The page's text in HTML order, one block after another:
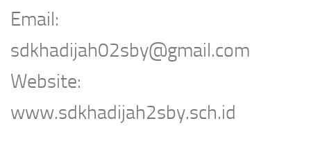
Email:
sdkhadijah02sby@gmail.com
Website:
www.sdkhadijah2sby.sch.id